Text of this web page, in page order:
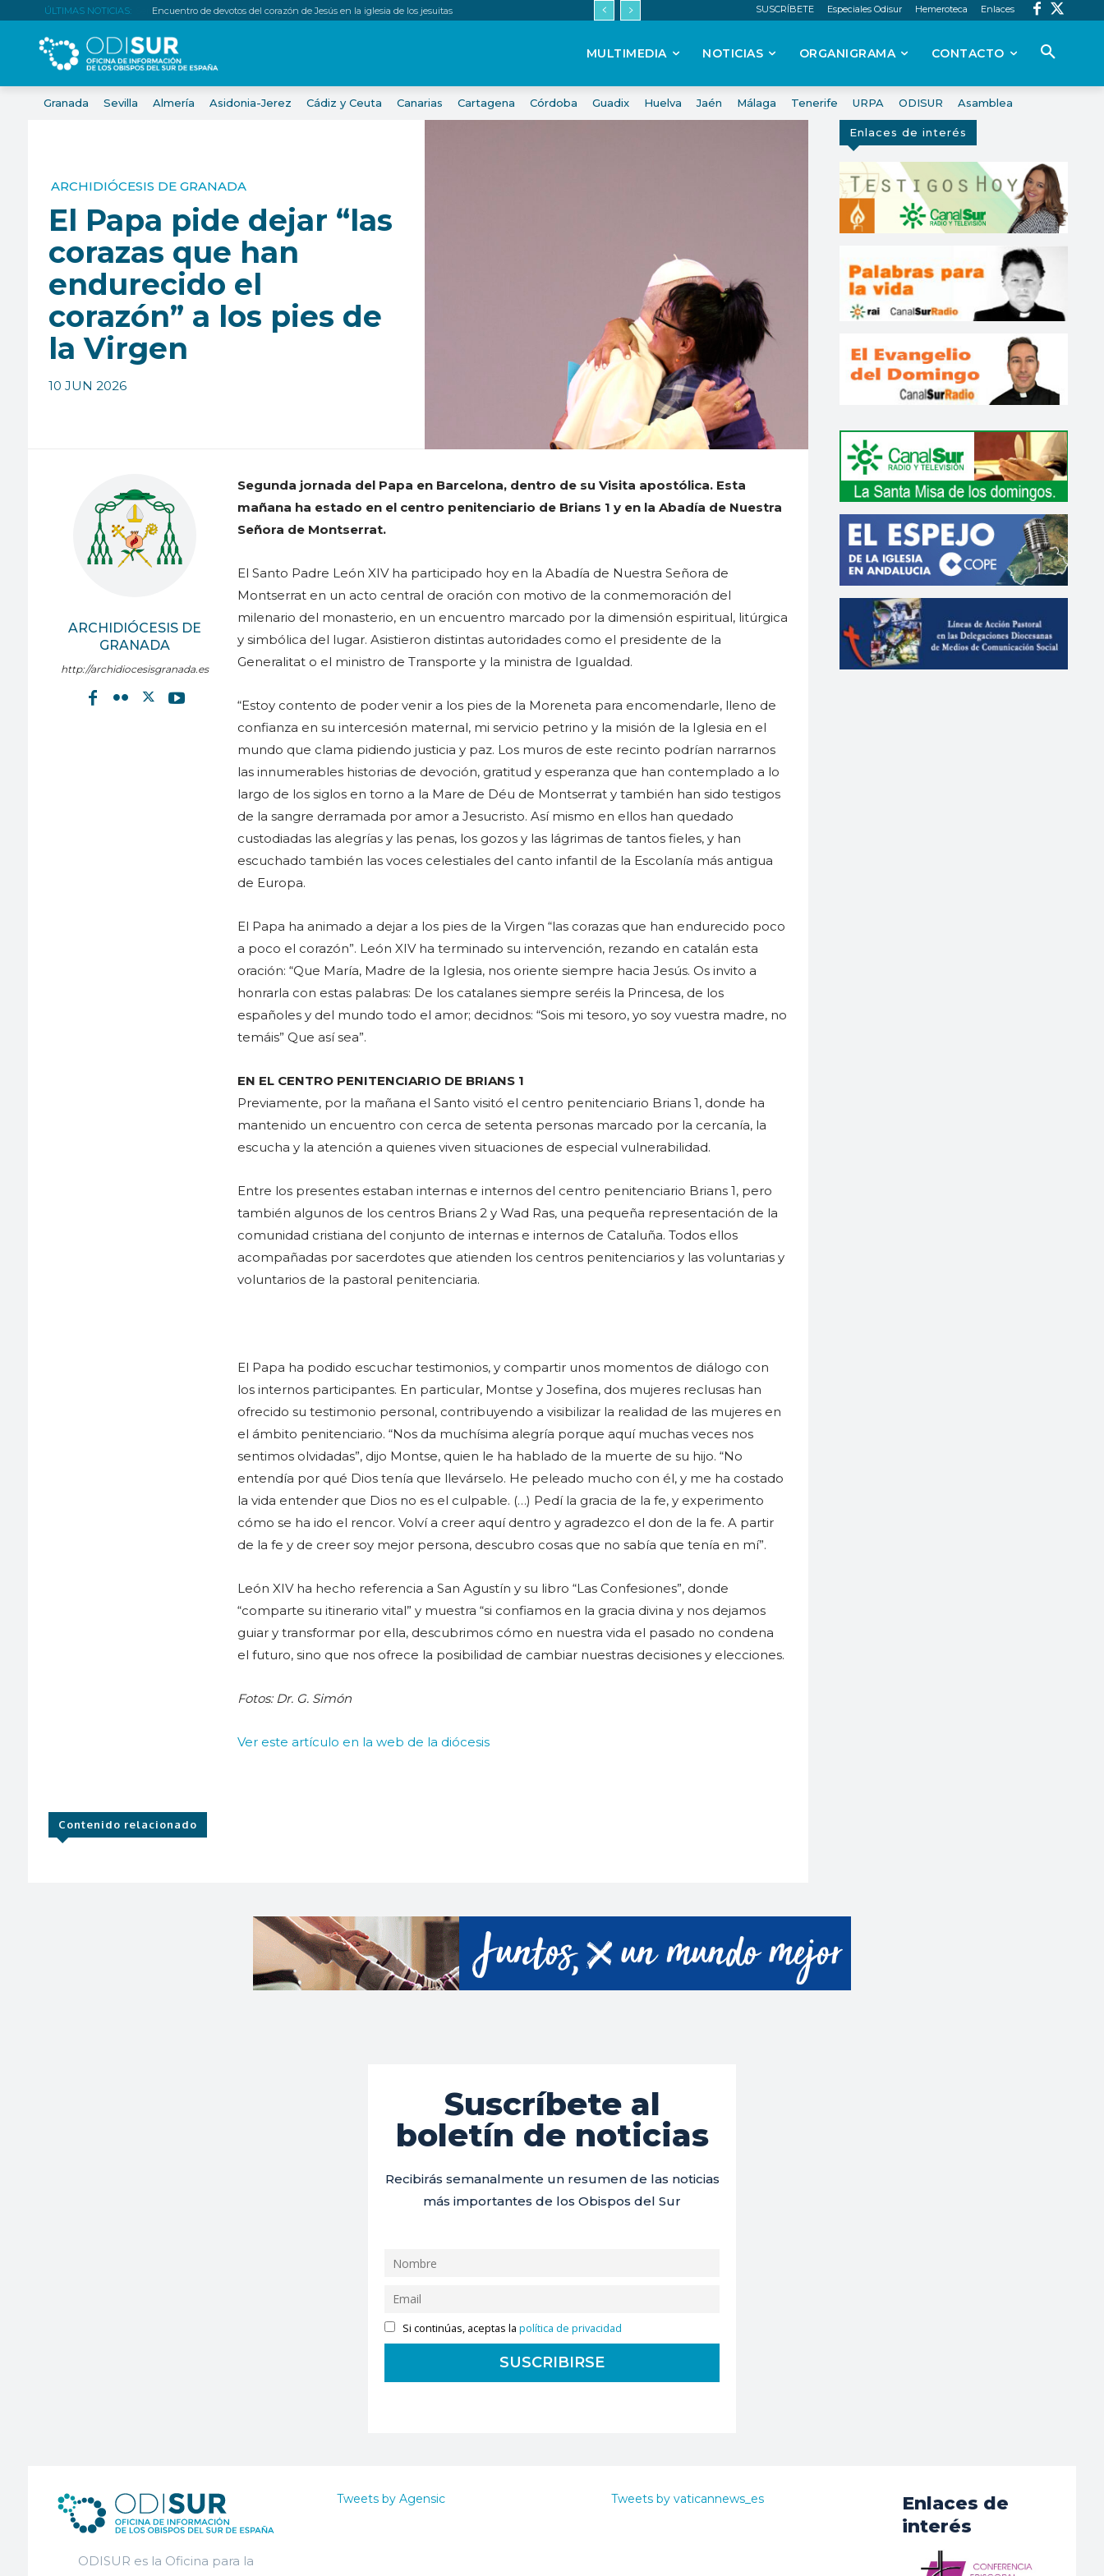
ÚLTIMAS NOTICIAS: Encuentro de devotos del corazón de Jesús en la iglesia de los jesuitas SUSCRÍBETE Especiales Odisur Hemeroteca Enlaces
MULTIMEDIA NOTICIAS ORGANIGRAMA CONTACTO
Granada Sevilla Almería Asidonia-Jerez Cádiz y Ceuta Canarias Cartagena Córdoba Guadix Huelva Jaén Málaga Tenerife URPA ODISUR Asamblea
ARCHIDIÓCESIS DE GRANADA
El Papa pide dejar “las
corazas que han
endurecido el
corazón” a los pies de
la Virgen
10 JUN 2026
ARCHIDIÓCESIS DE
GRANADA
http://archidiocesisgranada.es
Segunda jornada del Papa en Barcelona, dentro de su Visita apostólica. Esta
mañana ha estado en el centro penitenciario de Brians 1 y en la Abadía de Nuestra
Señora de Montserrat.
El Santo Padre León XIV ha participado hoy en la Abadía de Nuestra Señora de
Montserrat en un acto central de oración con motivo de la conmemoración del
milenario del monasterio, en un encuentro marcado por la dimensión espiritual, litúrgica
y simbólica del lugar. Asistieron distintas autoridades como el presidente de la
Generalitat o el ministro de Transporte y la ministra de Igualdad.
“Estoy contento de poder venir a los pies de la Moreneta para encomendarle, lleno de
confianza en su intercesión maternal, mi servicio petrino y la misión de la Iglesia en el
mundo que clama pidiendo justicia y paz. Los muros de este recinto podrían narrarnos
las innumerables historias de devoción, gratitud y esperanza que han contemplado a lo
largo de los siglos en torno a la Mare de Déu de Montserrat y también han sido testigos
de la sangre derramada por amor a Jesucristo. Así mismo en ellos han quedado
custodiadas las alegrías y las penas, los gozos y las lágrimas de tantos fieles, y han
escuchado también las voces celestiales del canto infantil de la Escolanía más antigua
de Europa.
El Papa ha animado a dejar a los pies de la Virgen “las corazas que han endurecido poco
a poco el corazón”. León XIV ha terminado su intervención, rezando en catalán esta
oración: “Que María, Madre de la Iglesia, nos oriente siempre hacia Jesús. Os invito a
honrarla con estas palabras: De los catalanes siempre seréis la Princesa, de los
españoles y del mundo todo el amor; decidnos: “Sois mi tesoro, yo soy vuestra madre, no
temáis” Que así sea”.
EN EL CENTRO PENITENCIARIO DE BRIANS 1
Previamente, por la mañana el Santo visitó el centro penitenciario Brians 1, donde ha
mantenido un encuentro con cerca de setenta personas marcado por la cercanía, la
escucha y la atención a quienes viven situaciones de especial vulnerabilidad.
Entre los presentes estaban internas e internos del centro penitenciario Brians 1, pero
también algunos de los centros Brians 2 y Wad Ras, una pequeña representación de la
comunidad cristiana del conjunto de internas e internos de Cataluña. Todos ellos
acompañadas por sacerdotes que atienden los centros penitenciarios y las voluntarias y
voluntarios de la pastoral penitenciaria.
El Papa ha podido escuchar testimonios, y compartir unos momentos de diálogo con
los internos participantes. En particular, Montse y Josefina, dos mujeres reclusas han
ofrecido su testimonio personal, contribuyendo a visibilizar la realidad de las mujeres en
el ámbito penitenciario. “Nos da muchísima alegría porque aquí muchas veces nos
sentimos olvidadas”, dijo Montse, quien le ha hablado de la muerte de su hijo. “No
entendía por qué Dios tenía que llevárselo. He peleado mucho con él, y me ha costado
la vida entender que Dios no es el culpable. (…) Pedí la gracia de la fe, y experimento
cómo se ha ido el rencor. Volví a creer aquí dentro y agradezco el don de la fe. A partir
de la fe y de creer soy mejor persona, descubro cosas que no sabía que tenía en mí”.
León XIV ha hecho referencia a San Agustín y su libro “Las Confesiones”, donde
“comparte su itinerario vital” y muestra “si confiamos en la gracia divina y nos dejamos
guiar y transformar por ella, descubrimos cómo en nuestra vida el pasado no condena
el futuro, sino que nos ofrece la posibilidad de cambiar nuestras decisiones y elecciones.
Fotos: Dr. G. Simón
Ver este artículo en la web de la diócesis
Contenido relacionado
Enlaces de interés
Suscríbete al
boletín de noticias
Recibirás semanalmente un resumen de las noticias
más importantes de los Obispos del Sur
Si continúas, aceptas lapolítica de privacidad
ODISUR es la Oficina para la
Tweets by Agensic Tweets by vaticannews_es
Enlaces de
interés